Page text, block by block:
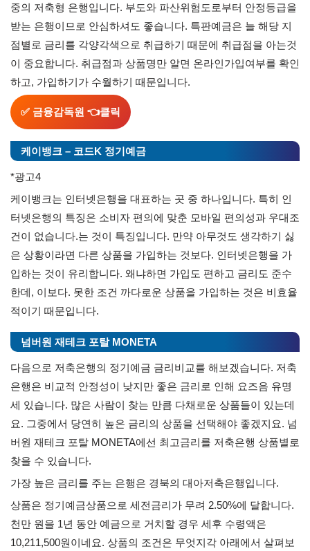
중의 저축형 은행입니다. 부도와 파산위험도로부터 안정등급을
받는 은행이므로 안심하셔도 좋습니다. 특판예금은 늘 해당 지
점별로 금리를 각양각색으로 취급하기 때문에 취급점을 아는것
이 중요합니다. 취급점과 상품명만 알면 온라인가입여부를 확인
하고, 가입하기가 수월하기 때문입니다.
✅ 금융감독원 👈클릭
케이뱅크 – 코드K 정기예금
*광고4
케이뱅크는 인터넷은행을 대표하는 곳 중 하나입니다. 특히 인
터넷은행의 특징은 소비자 편의에 맞춘 모바일 편의성과 우대조
건이 없습니다.는 것이 특징입니다. 만약 아무것도 생각하기 싫
은 상황이라면 다른 상품을 가입하는 것보다. 인터넷은행을 가
입하는 것이 유리합니다. 왜냐하면 가입도 편하고 금리도 준수
한데, 이보다. 못한 조건 까다로운 상품을 가입하는 것은 비효율
적이기 때문입니다.
넘버원 재테크 포탈 MONETA
다음으로 저축은행의 정기예금 금리비교를 해보겠습니다. 저축
은행은 비교적 안정성이 낮지만 좋은 금리로 인해 요즈음 유명
세 있습니다. 많은 사람이 찾는 만큼 다채로운 상품들이 있는데
요. 그중에서 당연히 높은 금리의 상품을 선택해야 좋겠지요. 넘
버원 재테크 포탈 MONETA에선 최고금리를 저축은행 상품별로
찾을 수 있습니다.
가장 높은 금리를 주는 은행은 경북의 대아저축은행입니다.
상품은 정기예금상품으로 세전금리가 무려 2.50%에 달합니다.
천만 원을 1년 동안 예금으로 거치할 경우 세후 수령액은
10,211,500원이네요. 상품의 조건은 무엇지각 아래에서 살펴보